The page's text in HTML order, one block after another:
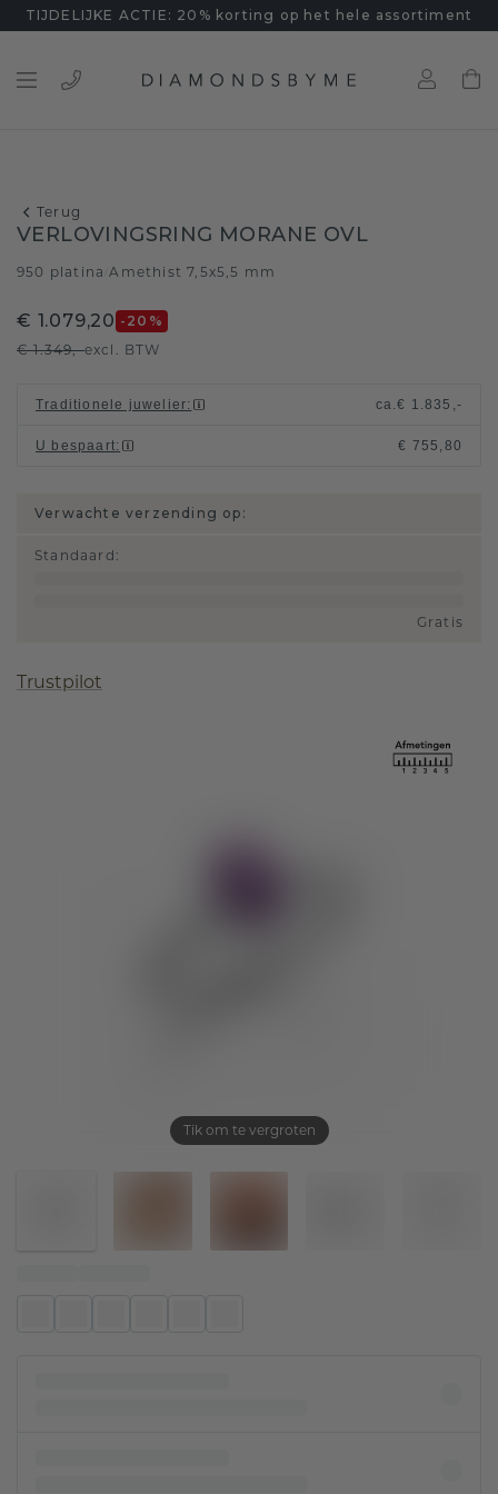
TIJDELIJKE ACTIE: 20% korting op het hele assortiment
Terug
Tik om te vergroten
VERLOVINGSRING MORANE OVL
950 platina /Amethist 7,5x5,5 mm
€ 1.079,20 -20 %
€ 1.349,-excl. BTW
Traditionele juwelier: ca.€ 1.835,-
U bespaart: € 755,80
Verwachte verzending op:
Standaard :
Gratis
Trustpilot